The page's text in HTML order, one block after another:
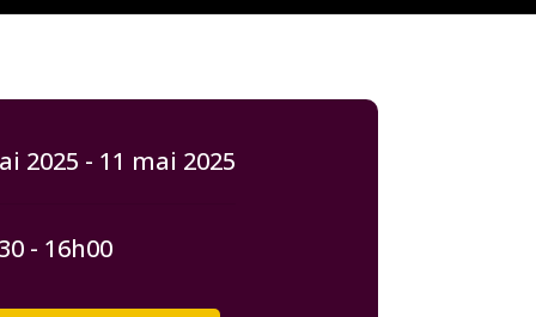
2025 - 11 mai 2025
- 16h00